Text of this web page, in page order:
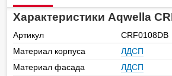
Характеристики Aqwella
Артикул
CRF0108DB
Материал корпуса
ЛДСП
Материал фасада
ЛДСП